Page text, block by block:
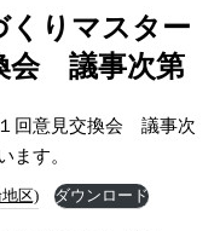
くりマスター
会 議事次第
回意見交換会　議事次
ます。
区) ダウンロード